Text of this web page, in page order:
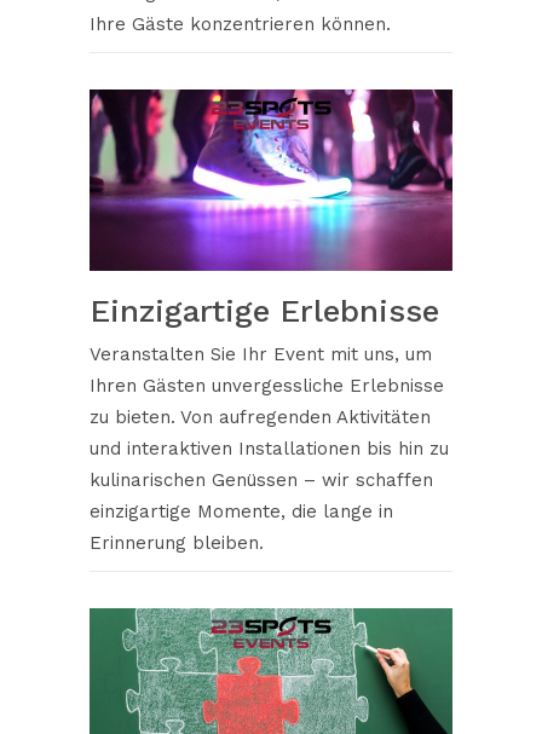
Ihre Gäste konzentrieren können.
Einzigartige Erlebnisse
Veranstalten Sie Ihr Event mit uns, um
Ihren Gästen unvergessliche Erlebnisse
zu bieten. Von aufregenden Aktivitäten
und interaktiven Installationen bis hin zu
kulinarischen Genüssen – wir schaffen
einzigartige Momente, die lange in
Erinnerung bleiben.